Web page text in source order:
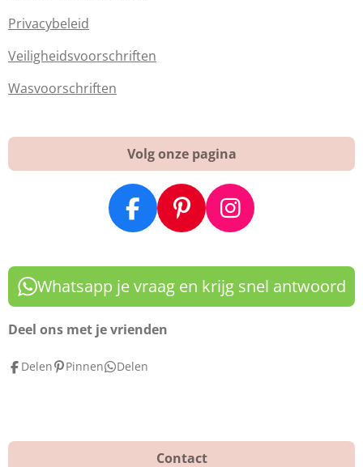
Privacybeleid
Veiligheidsvoorschriften
Wasvoorschriften
Volg onze pagina
F
a
c
e
b
o
k
P
i
n
t
e
I
n
s
t
a
Whatsapp je vraag en krijg snel antwoord
Deel ons met je vrienden
Delen Pinnen Delen
Contact